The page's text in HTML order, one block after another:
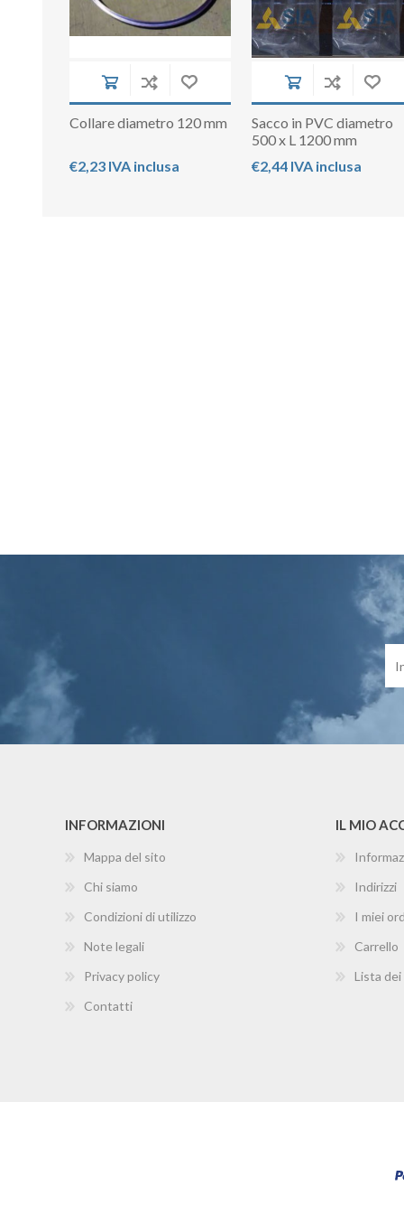
Collare diametro 120 mm
€2,23 IVA inclusa
Sacco in PVC diametro
500 x L 1200 mm
€2,44 IVA inclusa
INFORMAZIONI
Mappa del sito
Chi siamo
Condizioni di utilizzo
Note legali
Privacy policy
Contatti
IL MIO
Indirizzi
I miei
Carrello
Lista